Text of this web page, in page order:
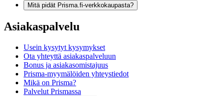
Mitä pidät Prisma.fi-verkkokaupasta?
Asiakaspalvelu
Usein kysytyt kysymykset
Ota yhteyttä asiakaspalveluun
Bonus ja asiakasomistajuus
Prisma-myymälöiden yhteystiedot
Mikä on Prisma?
Palvelut Prismassa